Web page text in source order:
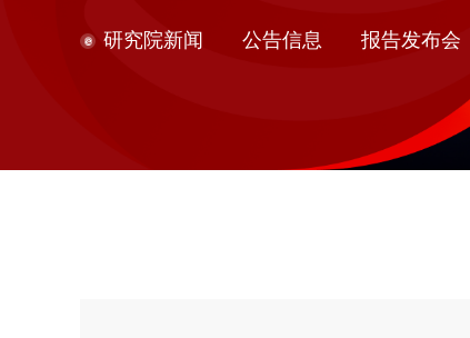
研究院新闻 公告信息 报告发布会